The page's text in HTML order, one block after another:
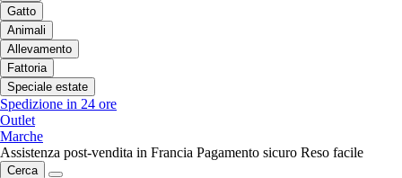
Gatto
Animali
Allevamento
Fattoria
Speciale estate
Spedizione in 24 ore
Outlet
Marche
Assistenza post-vendita in Francia Pagamento sicuro Reso facile
Cerca